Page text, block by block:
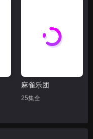
麻雀乐团
25集全